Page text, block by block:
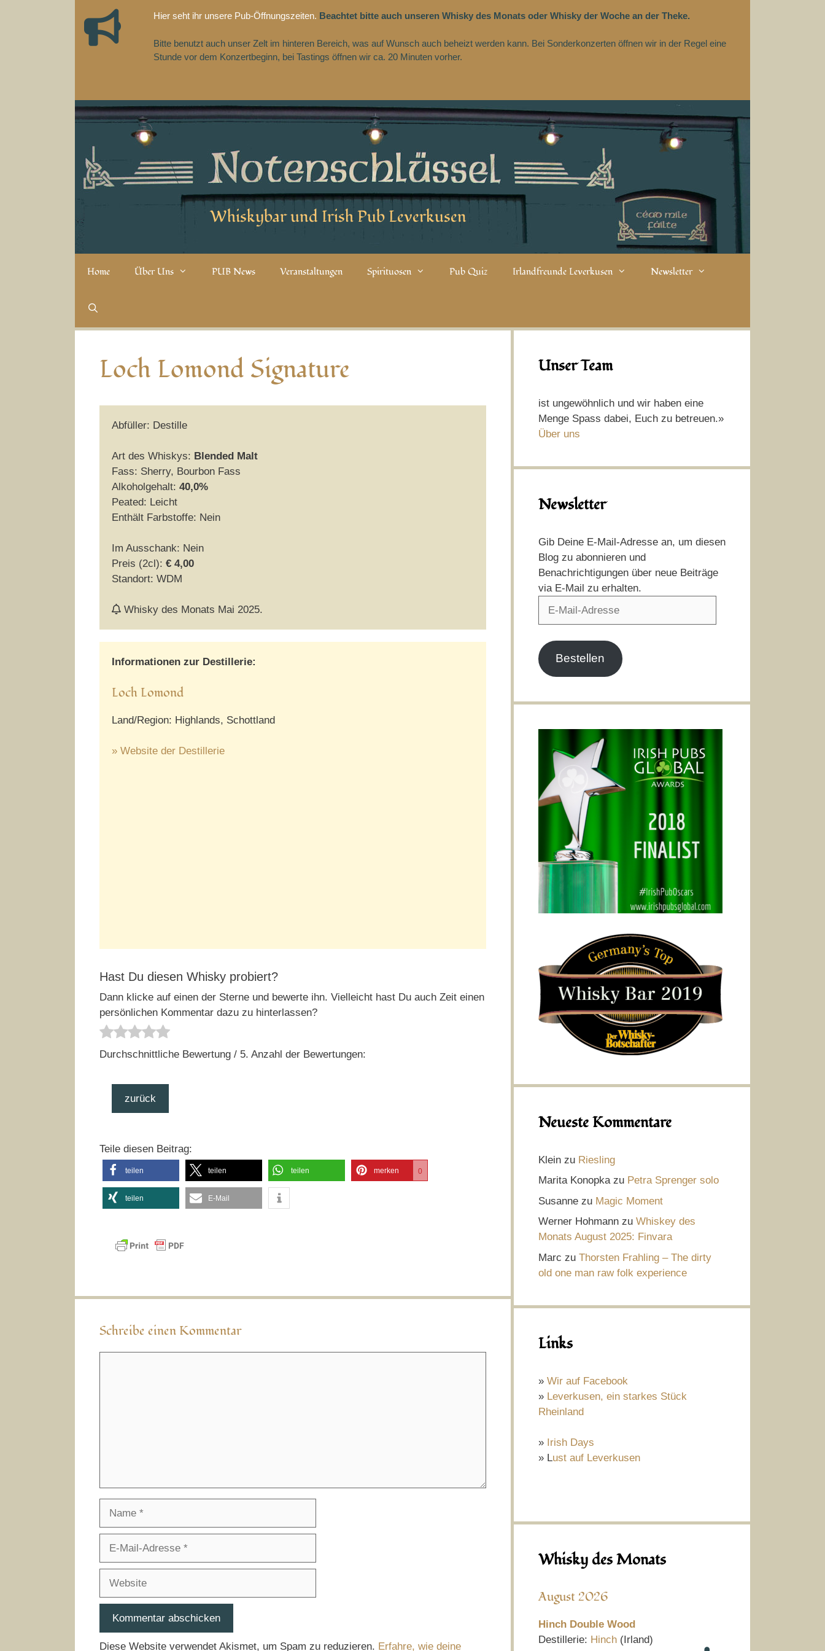
Hier seht ihr unsere Pub-Öffnungszeiten. Beachtet bitte auch unseren Whisky des Monats oder Whisky der Woche an der Theke.
Bitte benutzt auch unser Zelt im hinteren Bereich, was auf Wunsch auch beheizt werden kann. Bei Sonderkonzerten öffnen wir in der Regel eine
Stunde vor dem Konzertbeginn, bei Tastings öffnen wir ca. 20 Minuten vorher.
Whiskybar und Irish Pub Leverkusen
Home Über Uns PUB News Veranstaltungen Spirituosen Pub Quiz Irlandfreunde Leverkusen Newsletter
Loch Lomond Signature
Abfüller: Destille
Art des Whiskys: Blended Malt
Fass: Sherry, Bourbon Fass
Alkoholgehalt: 40,0%
Peated: Leicht
Enthält Farbstoffe: Nein
Im Ausschank: Nein
Preis (2cl): € 4,00
Standort: WDM
Whisky des Monats Mai 2025.
Informationen zur Destillerie:
Loch Lomond
Land/Region: Highlands, Schottland
» Website der Destillerie
Hast Du diesen Whisky probiert?
Dann klicke auf einen der Sterne und bewerte ihn. Vielleicht hast Du auch Zeit einen
persönlichen Kommentar dazu zu hinterlassen?
Durchschnittliche Bewertung / 5. Anzahl der Bewertungen:
zurück
Teile diesen Beitrag:
teilen teilen teilen merken 0
teilen E-Mail
Schreibe einen Kommentar
Adresse
Diese Website verwendet Akismet, um Spam zu reduzieren. Erfahre, wie deine
Unser Team
ist ungewöhnlich und wir haben eine
Menge Spass dabei, Euch zu betreuen.»
Über uns
Newsletter
Gib Deine E-Mail-Adresse an, um diesen
Blog zu abonnieren und
Benachrichtigungen über neue Beiträge
via E-Mail zu erhalten.
Bestellen
Neueste Kommentare
Klein zu Riesling
Marita Konopkazu Petra Sprenger solo
Susanne zu Magic Moment
Werner Hohmann zu Whiskey des
Monats August 2025: Finvara
Marc zu Thorsten Frahling – The dirty
old one man raw folk experience
Links
» Wir auf Facebook
» Leverkusen, ein starkes Stück
Rheinland
» Irish Days
» Lust auf Leverkusen
Whisky des Monats
August 2026
Hinch Double Wood
Destillerie: Hinch (Irland)